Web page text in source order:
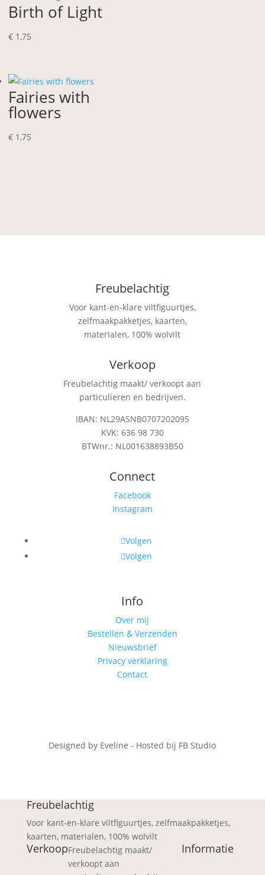
Birth of Light
€ 1,75
Fairies with
flowers
€ 1,75
Freubelachtig
Voor kant-en-klare viltfiguurtjes,
zelfmaakpakketjes, kaarten,
materialen, 100% wolvilt
Verkoop
Freubelachtig maakt/ verkoopt aan
particulieren en bedrijven.
IBAN: NL29ASNB0707202095
KVK: 636 98 730
BTWnr.: NL001638893B50
Connect
Facebook
Instagram
Volgen
Volgen
Info
Over mij
Bestellen & Verzenden
Nieuwsbrief
Privacy verklaring
Contact
Designed by Eveline - Hosted bij FB Studio
Freubelachtig
Voor kant-en-klare viltfiguurtjes, zelfmaakpakketjes,
kaarten, materialen, 100% wolvilt
VerkoopFreubelachtig maakt/
verkoopt aan
Informatie